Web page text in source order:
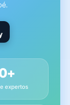
expertos